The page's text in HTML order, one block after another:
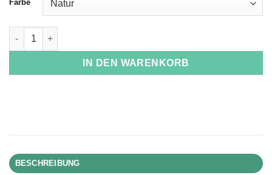
Farbe
Weihnachtskerzen Menge
IN DEN WARENKORB
BESCHREIBUNG